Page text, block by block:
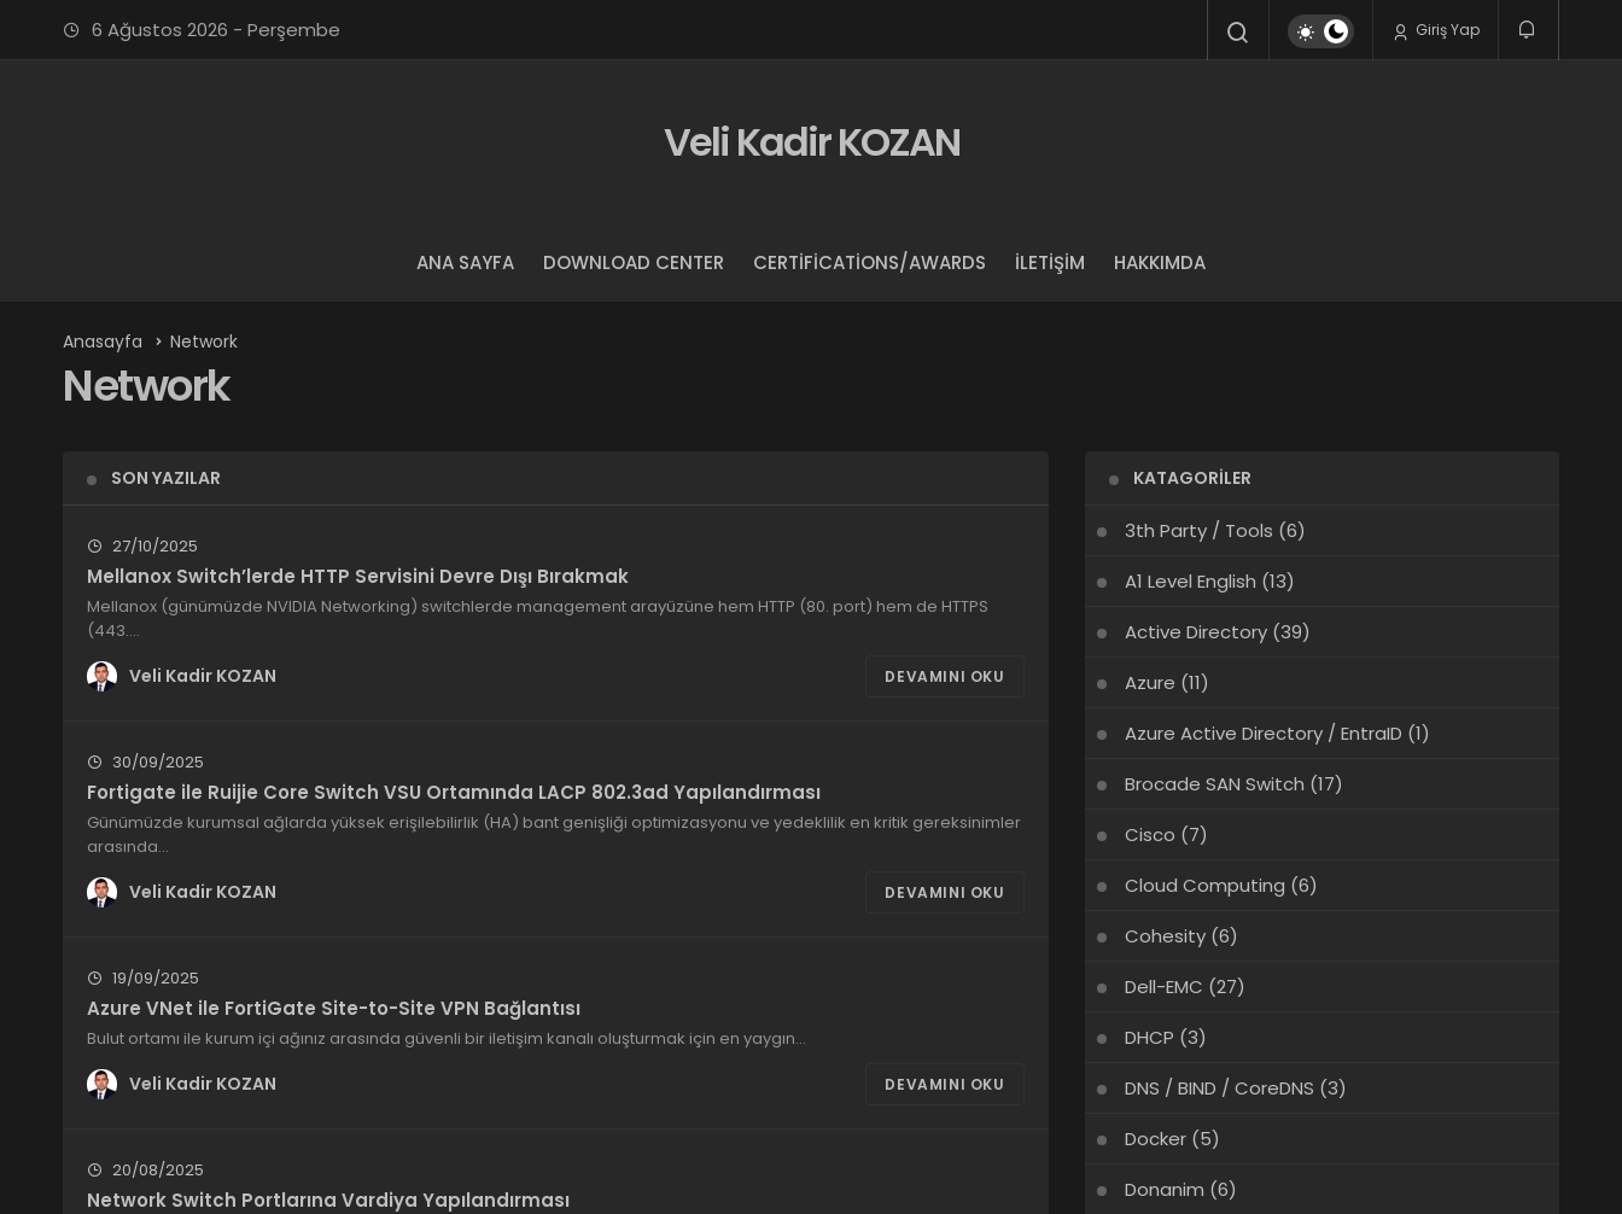
6 Ağustos 2026 - Perşembe Giriş Yap
Veli Kadir KOZAN
ANA SAYFA DOWNLOAD CENTER CERTIFICATIONS/AWARDS İLETIŞIM HAKKIMDA
Anasayfa Network
Network
SON YAZILAR
27/10/2025
Mellanox Switch’lerde HTTP Servisini Devre Dışı Bırakmak
Mellanox (günümüzde NVIDIA Networking) switchlerde management arayüzüne hem HTTP (80. port) hem de HTTPS
(443.…
Veli Kadir KOZAN DEVAMINI OKU
30/09/2025
Fortigate ile Ruijie Core Switch VSU Ortamında LACP 802.3ad Yapılandırması
Günümüzde kurumsal ağlarda yüksek erişilebilirlik (HA) bant genişliği optimizasyonu ve yedeklilik en kritik gereksinimler
arasında…
Veli Kadir KOZAN DEVAMINI OKU
19/09/2025
Azure VNet ile FortiGate Site-to-Site VPN Bağlantısı
Bulut ortamı ile kurum içi ağınız arasında güvenli bir iletişim kanalı oluşturmak için en yaygın…
Veli Kadir KOZAN DEVAMINI OKU
20/08/2025
Network Switch Portlarına Vardiya Yapılandırması
KATAGORILER
3th Party / Tools (6)
A1 Level English (13)
Active Directory(39)
Azure (11)
Azure Active Directory / EntraID (1)
Brocade SAN Switch (17)
Cisco (7)
Cloud Computing (6)
Cohesity(6)
Dell-EMC (27)
DHCP (3)
DNS / BIND / CoreDNS (3)
Docker(5)
Donanim (6)